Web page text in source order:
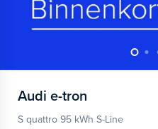
Audi e-tron
S quattro 95 kWh S-Line